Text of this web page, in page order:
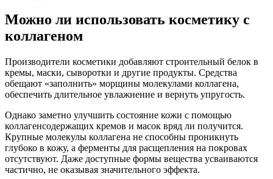
Можно ли использовать косметику с
коллагеном
Производители косметики добавляют строительный белок в
кремы, маски, сыворотки и другие продукты. Средства
обещают «заполнить» морщины молекулами коллагена,
обеспечить длительное увлажнение и вернуть упругость.
Однако заметно улучшить состояние кожи с помощью
коллагенсодержащих кремов и масок вряд ли получится.
Крупные молекулы коллагена не способны проникнуть
глубоко в кожу, а ферменты для расщепления на покровах
отсутствуют. Даже доступные формы вещества усваиваются
частично, не оказывая значительного эффекта.